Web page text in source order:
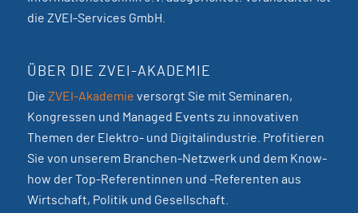
die ZVEI-Services GmbH.
ÜBER DIE ZVEI-AKADEMIE
Die ZVEI-Akademie versorgt Sie mit Seminaren,
Kongressen und Managed Events zu innovativen
Themen der Elektro- und Digitalindustrie. Profitieren
Sie von unserem Branchen-Netzwerk und dem Know-
how der Top-Referentinnen und -Referenten aus
Wirtschaft, Politik und Gesellschaft.